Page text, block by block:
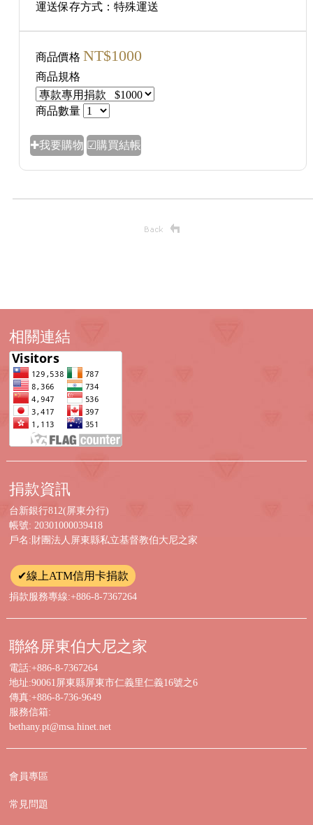
運送保存方式：特殊運送
商品價格 NT$1000
商品規格
商品數量
✚我要購物 ☑購買結帳
相關連結
捐款資訊
台新銀行812(屏東分行)
帳號: 20301000039418
戶名:財團法人屏東縣私立基督教伯大尼之家
✔線上ATM信用卡捐款
捐款服務專線:+886-8-7367264
聯絡屏東伯大尼之家
電話:+886-8-7367264
地址:90061屏東縣屏東市仁義里仁義16號之6
傳真:+886-8-736-9649
服務信箱:
bethany.pt@msa.hinet.net
會員專區
常見問題